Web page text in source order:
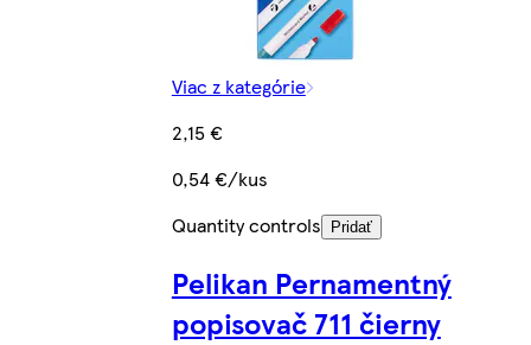
Viac z kategórie
2,15 €
0,54 €/kus
Quantity controls
Pridať
Pelikan Pernamentný
popisovač 711 čierny